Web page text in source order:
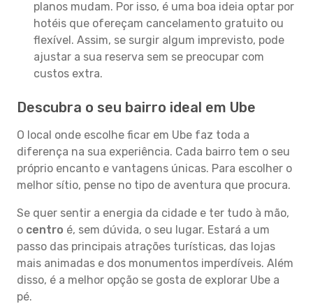
planos mudam. Por isso, é uma boa ideia optar por
hotéis que ofereçam cancelamento gratuito ou
flexível. Assim, se surgir algum imprevisto, pode
ajustar a sua reserva sem se preocupar com
custos extra.
Descubra o seu bairro ideal em Ube
O local onde escolhe ficar em Ube faz toda a
diferença na sua experiência. Cada bairro tem o seu
próprio encanto e vantagens únicas. Para escolher o
melhor sítio, pense no tipo de aventura que procura.
Se quer sentir a energia da cidade e ter tudo à mão,
o centro é, sem dúvida, o seu lugar. Estará a um
passo das principais atrações turísticas, das lojas
mais animadas e dos monumentos imperdíveis. Além
disso, é a melhor opção se gosta de explorar Ube a
pé.